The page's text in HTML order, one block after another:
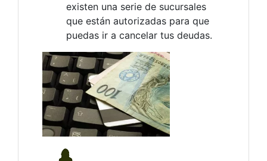
existen una serie de sucursales
que están autorizadas para que
puedas ir a cancelar tus deudas.